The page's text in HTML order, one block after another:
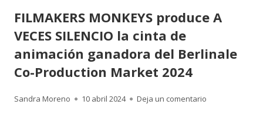
FILMAKERS MONKEYS produce A
VECES SILENCIO la cinta de
animación ganadora del Berlinale
Co-Production Market 2024
Autor
Sandra Moreno
Publicado
10 abril 2024 Deja un comentario